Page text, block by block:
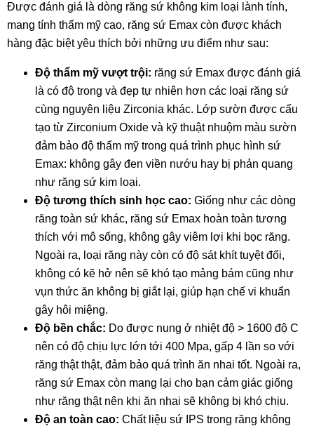
Được đánh giá là dòng răng sứ không kim loại lành tính,
mang tính thẩm mỹ cao, răng sứ Emax còn được khách
hàng đặc biệt yêu thích bởi những ưu điểm như sau:
Độ thẩm mỹ vượt trội: răng sứ Emax được đánh giá
là có độ trong và đẹp tự nhiên hơn các loại răng sứ
cùng nguyên liệu Zirconia khác. Lớp sườn được cấu
tạo từ Zirconium Oxide và kỹ thuật nhuộm màu sườn
đảm bảo độ thẩm mỹ trong quá trình phục hình sứ
Emax: không gây đen viền nướu hay bị phản quang
như răng sứ kim loại.
Độ tương thích sinh học cao: Giống như các dòng
răng toàn sứ khác, răng sứ Emax hoàn toàn tương
thích với mô sống, không gây viêm lợi khi bọc răng.
Ngoài ra, loại răng này còn có độ sát khít tuyệt đối,
không có kẽ hở nên sẽ khó tạo mảng bám cũng như
vụn thức ăn không bị giắt lại, giúp hạn chế vi khuẩn
gây hôi miệng.
Độ bền chắc: Do được nung ở nhiệt độ > 1600 độ C
nên có độ chịu lực lớn tới 400 Mpa, gấp 4 lần so với
răng thật thật, đảm bảo quá trình ăn nhai tốt. Ngoài ra,
răng sứ Emax còn mang lại cho bạn cảm giác giống
như răng thật nên khi ăn nhai sẽ không bị khó chịu.
Độ an toàn cao: Chất liệu sứ IPS trong răng không